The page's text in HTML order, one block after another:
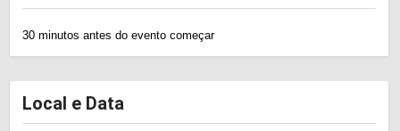
30 minutos antes do evento começar
Local e Data